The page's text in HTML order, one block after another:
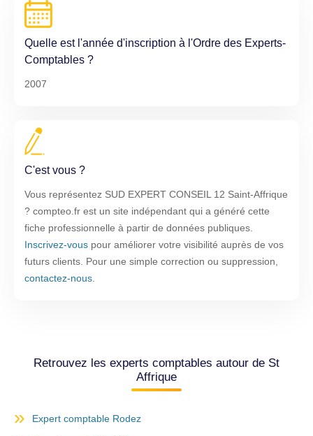
Quelle est l'année d'inscription à l'Ordre des Experts-
Comptables ?
2007
C'est vous ?
Vous représentez SUD EXPERT CONSEIL 12 Saint-Affrique
? compteo.fr est un site indépendant qui a généré cette
fiche professionnelle à partir de données publiques.
Inscrivez-vous pour améliorer votre visibilité auprès de vos
futurs clients. Pour une simple correction ou suppression,
contactez-nous
Retrouvez les experts comptables autour de St
Affrique
Expert comptable Rodez